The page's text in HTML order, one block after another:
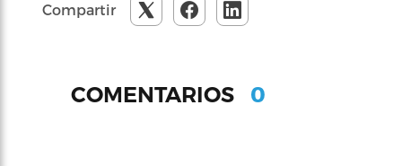
Compartir
COMENTARIOS 0